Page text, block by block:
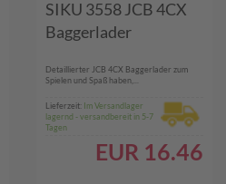
SIKU 3558 JCB 4CX
Baggerlader
Detaillierter JCB 4CX Baggerlader zum
Spielen und Spaß haben,...
Lieferzeit: Im Versandlager
lagernd - versandbereit in 5-7
Tagen
EUR 16.46